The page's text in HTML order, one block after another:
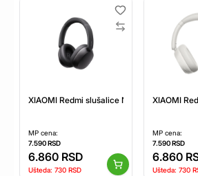
XIAOMI Redmi slušalice Neo Obsidian Black
MP cena:
7.590RSD
6.860 RSD
Ušteda: 730 RSD
XIAOMI
MP cena:
7.590RSD
6.860
Ušteda: 730